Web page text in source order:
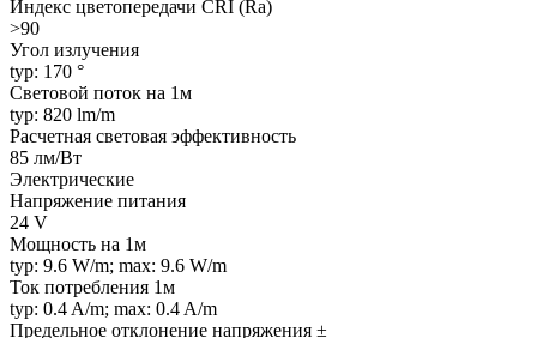
Индекс цветопередачи CRI (Ra)
>90
Угол излучения
typ: 170 °
Световой поток на 1м
typ: 820 lm/m
Расчетная световая эффективность
85 лм/Вт
Электрические
Напряжение питания
24 V
Мощность на 1м
typ: 9.6 W/m; max: 9.6 W/m
Ток потребления 1м
typ: 0.4 A/m; max: 0.4 A/m
Предельное отклонение напряжения ±